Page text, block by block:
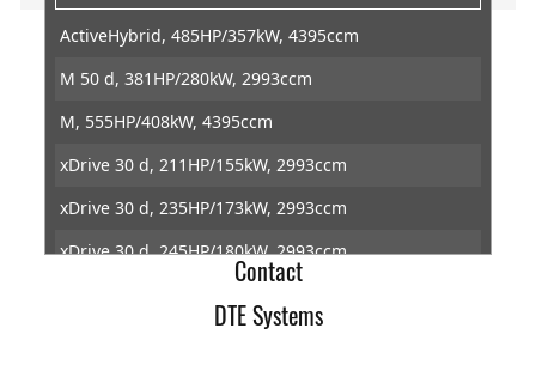
ActiveHybrid, 485HP/357kW, 4395ccm
M 50 d, 381HP/280kW, 2993ccm
M, 555HP/408kW, 4395ccm
xDrive 30 d, 211HP/155kW, 2993ccm
xDrive 30 d, 235HP/173kW, 2993ccm
xDrive 30 d, 245HP/180kW, 2993ccm
DTE Systems
Conditions générales de ventes
Retractation
Protection des données
Contact
DTE Systems